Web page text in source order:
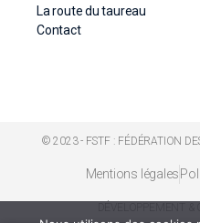
La route du taureau
Contact
© 2023 - FSTF : FÉDÉRATION
Mentions légales